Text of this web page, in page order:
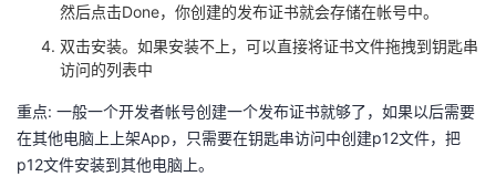
然后点击Done，你创建的发布证书就会存储在帐号中。
双击安装。如果安装不上，可以直接将证书文件拖拽到钥匙串
访问的列表中
重点: 一般一个开发者帐号创建一个发布证书就够了，如果以后需要
在其他电脑上上架App，只需要在钥匙串访问中创建p12文件，把
p12文件安装到其他电脑上。